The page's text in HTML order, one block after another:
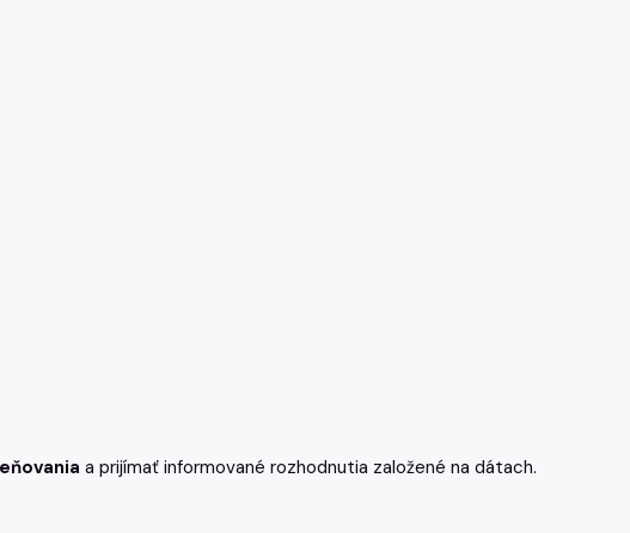
a prijímať informované rozhodnutia založené na dátach.